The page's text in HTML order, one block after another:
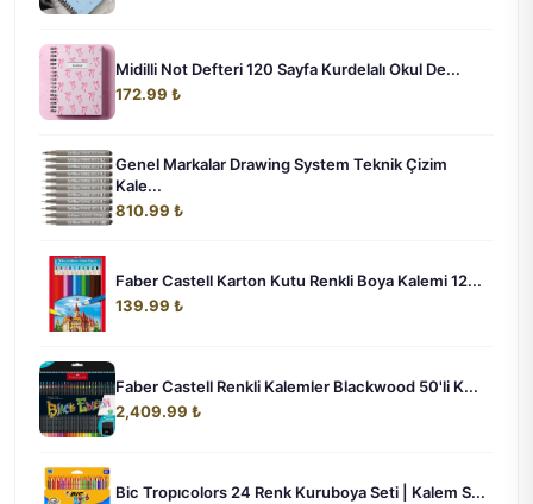
Midilli Not Defteri 120 Sayfa Kurdelalı Okul De...
172.99 ₺
Genel Markalar Drawing System Teknik Çizim
Kale...
810.99 ₺
Faber Castell Karton Kutu Renkli Boya Kalemi 12...
139.99 ₺
Faber Castell Renkli Kalemler Blackwood 50'li K...
2,409.99 ₺
Bic Tropıcolors 24 Renk Kuruboya Seti | Kalem S...